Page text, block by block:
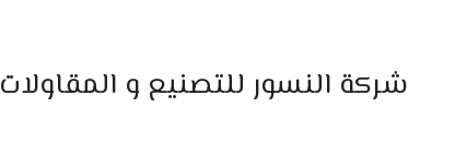
المحتوىشركة النسور للتصنيع و المقاولات